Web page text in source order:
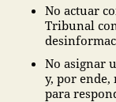
No actuar
Tribunal
No asignar
y, por
para